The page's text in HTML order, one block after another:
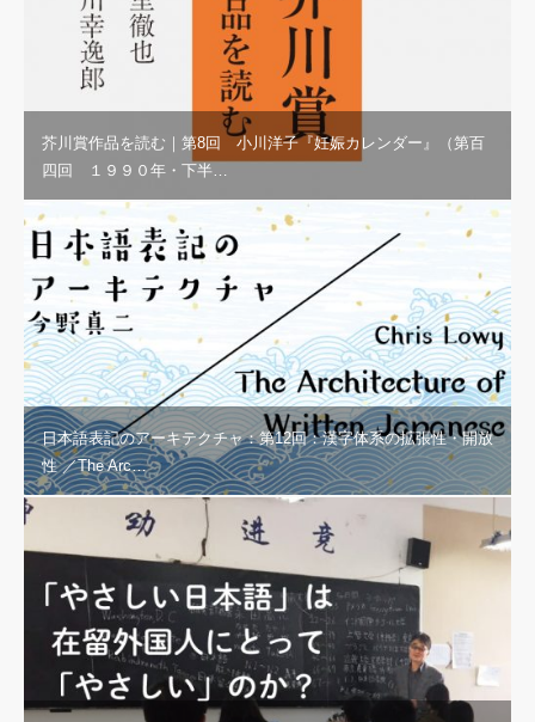
芥川賞作品を読む｜第8回 小川洋子『妊娠カレンダー』（第百
四回 １９９０年・下半…
日本語表記のアーキテクチャ：第12回：漢字体系の拡張性・開放
性 ／The Arc…